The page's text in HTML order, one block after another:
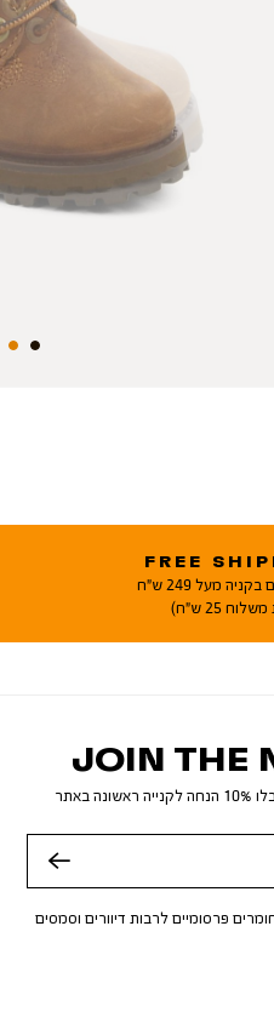
FREE
מעל 249 ש"ח
25 ש"ח)
JOIN THE
באתר
פרסומיים לרבות דיוורים וסמסים